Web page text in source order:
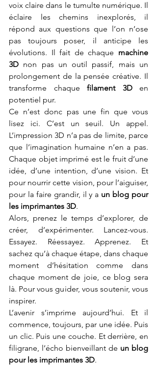
voix claire dans le tumulte numérique. Il
éclaire les chemins inexplorés, il
répond aux questions que l’on n’ose
pas toujours poser, il anticipe les
évolutions. Il fait de chaque machine
3D non pas un outil passif, mais un
prolongement de la pensée créative. Il
transforme chaque filament 3D en
potentiel pur.
Ce n’est donc pas une fin que vous
lisez ici. C’est un seuil. Un appel.
L’impression 3D n’a pas de limite, parce
que l’imagination humaine n’en a pas.
Chaque objet imprimé est le fruit d’une
idée, d’une intention, d’une vision. Et
pour nourrir cette vision, pour l’aiguiser,
pour la faire grandir, il y a un blog pour
les imprimantes 3D.
Alors, prenez le temps d’explorer, de
créer, d’expérimenter. Lancez-vous.
Essayez. Réessayez. Apprenez. Et
sachez qu’à chaque étape, dans chaque
moment d’hésitation comme dans
chaque moment de joie, ce blog sera
là. Pour vous guider, vous soutenir, vous
inspirer.
L’avenir s’imprime aujourd’hui. Et il
commence, toujours, par une idée. Puis
un clic. Puis une couche. Et derrière, en
filigrane, l’écho bienveillant de un blog
pour les imprimantes 3D.